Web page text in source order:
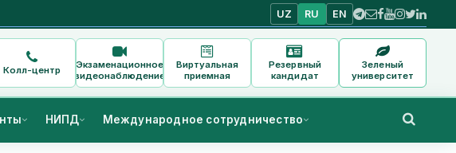
UZ RU EN
Колл-центр
Экзаменационное
видеонаблюдение
Виртуальная
приемная
Резервный
кандидат
Зеленый
университет
НИПД Международное сотрудничество